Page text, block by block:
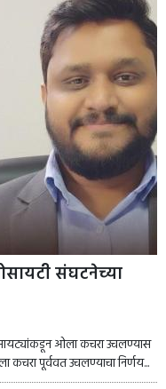
संघटनेच्या
ओला कचरा उचलण्यास
पूर्ववत उचलण्याचा निर्णय...